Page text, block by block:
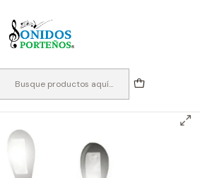
generales